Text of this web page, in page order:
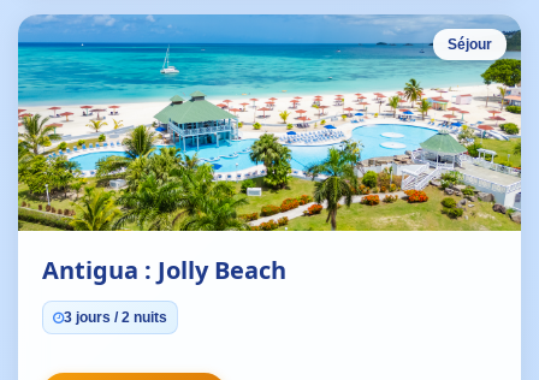
Séjour
Antigua : Jolly Beach
3 jours / 2 nuits